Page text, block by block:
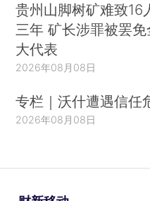
贵州山脚树矿难致16
三年 矿长涉罪被罢免
大代表
2026年08月08日
专栏｜沃什遭遇信任
2026年08月08日